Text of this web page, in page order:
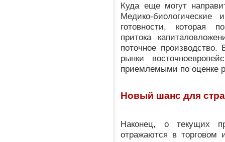
Куда еще могут
Медико-
готовности, которая
притока
поточное
рынки
приемлемыми по оценке
Новый шанс для
Наконец, о текущих
отражаются в торговом